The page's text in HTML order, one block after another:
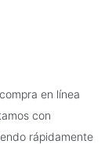
en línea
con
rápidamente